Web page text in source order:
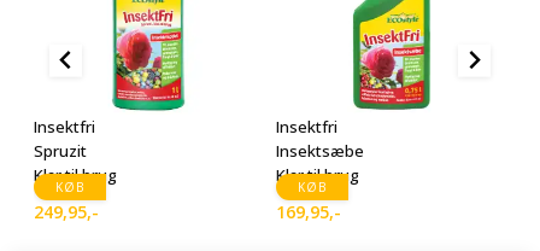
KØB
Insektfri
Spruzit
Klar til brug
249,95,-
KØB
Insektfri
Insektsæbe
Klar til brug
169,95,-